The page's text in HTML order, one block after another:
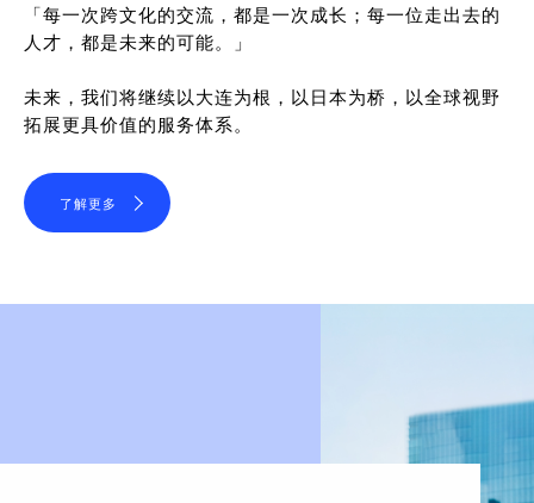
「每一次跨文化的交流，都是一次成长；每一位走出去的
人才，都是未来的可能。」
未来，我们将继续以大连为根，以日本为桥，以全球视野
拓展更具价值的服务体系。
了解更多